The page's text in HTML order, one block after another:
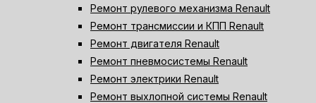
Ремонт рулевого механизма Renault
Ремонт трансмиссии и КПП Renault
Ремонт двигателя Renault
Ремонт пневмосистемы Renault
Ремонт электрики Renault
Ремонт выхлопной системы Renault